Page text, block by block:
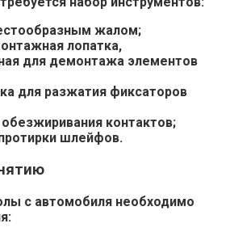
жалом;
лопатка,
для демонтажа элементов
для разжатия фиксаторов
контактов;
шлейфов.
с автомобиля необходимо